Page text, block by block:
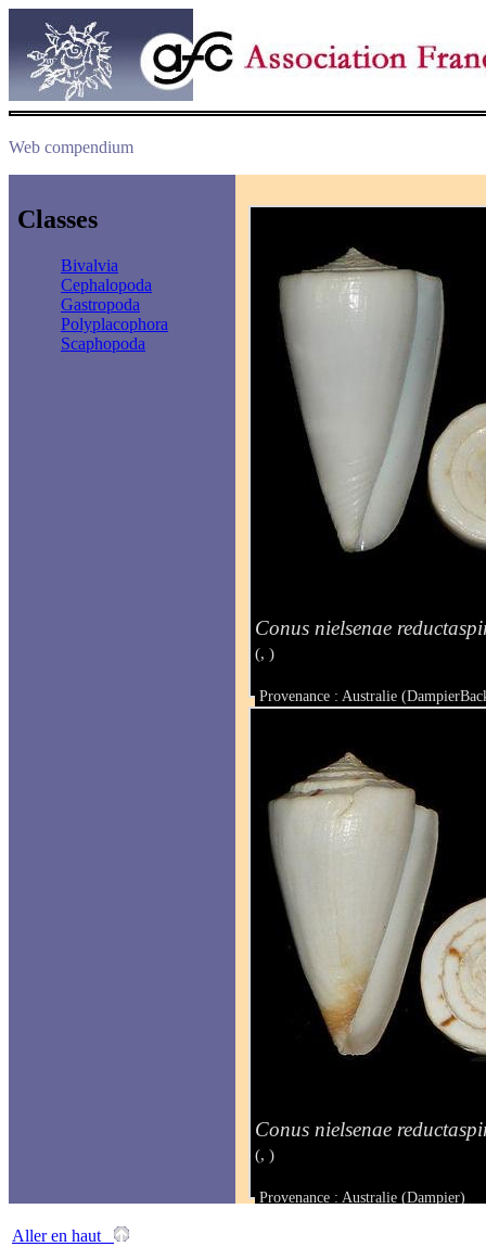
Web compendium
Classes
Bivalvia
Cephalopoda
Gastropoda
Polyplacophora
Scaphopoda
Conus nielsenae
(, )
Provenance : Australie
Taille : 34 mm
Conus nielsenae
(, )
Provenance : Australie (Dampier)
Aller en haut